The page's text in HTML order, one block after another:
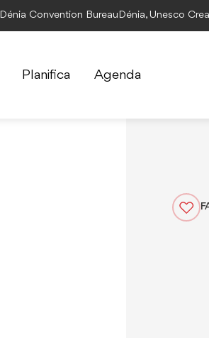
Dénia Convention Bureau Dénia, Unesco
Planifica Agenda